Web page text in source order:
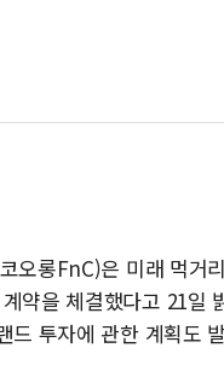
서
李대
인천
'화
오롱FnC)은 미래 먹거
약을 체결했다고 21일
드 투자에 관한 계획도